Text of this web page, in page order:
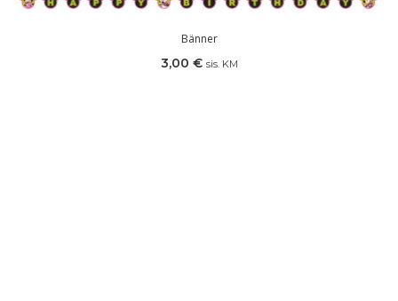
Bänner
3,00 € sis. KM